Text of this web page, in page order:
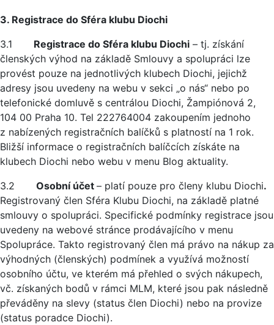
3. Registrace do Sféra klubu Diochi
3.1 Registrace do Sféra klubu Diochi – tj. získání
členských výhod na základě Smlouvy a spolupráci lze
provést pouze na jednotlivých klubech Diochi, jejichž
adresy jsou uvedeny na webu v sekci „o nás“ nebo po
telefonické domluvě s centrálou Diochi, Žampiónová 2,
104 00 Praha 10. Tel 222764004 zakoupením jednoho
z nabízených registračních balíčků s platností na 1 rok.
Bližší informace o registračních balíčcích získáte na
klubech Diochi nebo webu v menu Blog aktuality.
3.2 Osobní účet – platí pouze pro členy klubu Diochi.
Registrovaný člen Sféra Klubu Diochi, na základě platné
smlouvy o spolupráci. Specifické podmínky registrace jsou
uvedeny na webové stránce prodávajícího v menu
Spolupráce. Takto registrovaný člen má právo na nákup za
výhodných (členských) podmínek a využívá možností
osobního účtu, ve kterém má přehled o svých nákupech,
vč. získaných bodů v rámci MLM, které jsou pak následně
převáděny na slevy (status člen Diochi) nebo na provize
(status poradce Diochi).